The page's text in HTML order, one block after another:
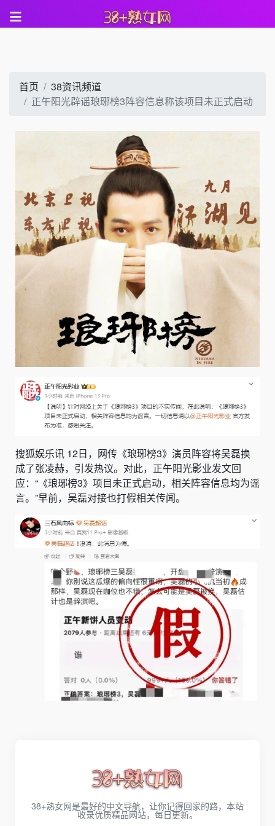
首页
38资讯频道
正午阳光辟谣琅琊榜3阵容信息称该项目未正式启动
搜狐娱乐讯 12日， 网传《琅琊榜3》演员阵容将吴磊换
成了张凌赫，引发热议。对此， 正午阳光影业发文回
应：“《琅琊榜3》项目未正式启动，相关阵容信息均为谣
言。”早前，吴磊对接也打假相关传闻。
38+熟女网是最好的中文导航，让你记得回家的路，本站
收录优质精品网站，每日更新。